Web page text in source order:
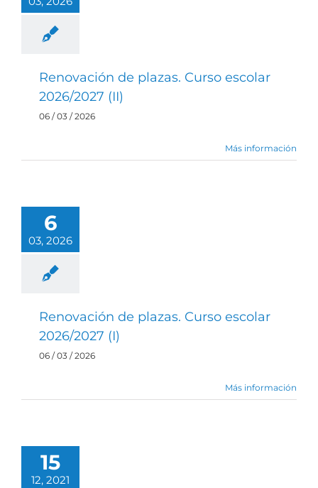
Renovación de plazas. Curso escolar
2026/2027 (II)
06 / 03 / 2026
Más información
6
03, 2026
Renovación de plazas. Curso escolar
2026/2027 (I)
06 / 03 / 2026
Más información
15
12, 2021